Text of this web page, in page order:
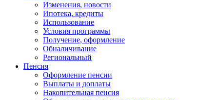
Изменения, новости
Ипотека, кредиты
Использование
Условия программы
Получение, оформление
Обналичивание
Региональный
Пенсия
Оформление пенсии
Выплаты и доплаты
Накопительная пенсия